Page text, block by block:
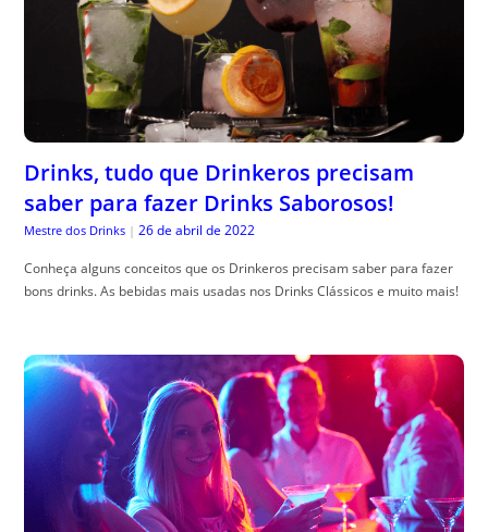
Drinks, tudo que Drinkeros precisam
saber para fazer Drinks Saborosos!
Mestre dos Drinks | 26 de abril de 2022
Conheça alguns conceitos que os Drinkeros precisam saber para fazer
bons drinks. As bebidas mais usadas nos Drinks Clássicos e muito mais!